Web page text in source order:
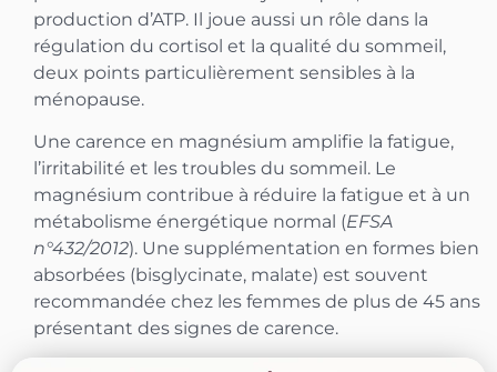
production d’ATP. Il joue aussi un rôle dans la
régulation du cortisol et la qualité du sommeil,
deux points particulièrement sensibles à la
ménopause.
Une carence en magnésium amplifie la fatigue,
l’irritabilité et les troubles du sommeil. Le
magnésium contribue à réduire la fatigue et à un
métabolisme énergétique normal (EFSA
n°432/2012). Une supplémentation en formes bien
absorbées (bisglycinate, malate) est souvent
recommandée chez les femmes de plus de 45 ans
présentant des signes de carence.